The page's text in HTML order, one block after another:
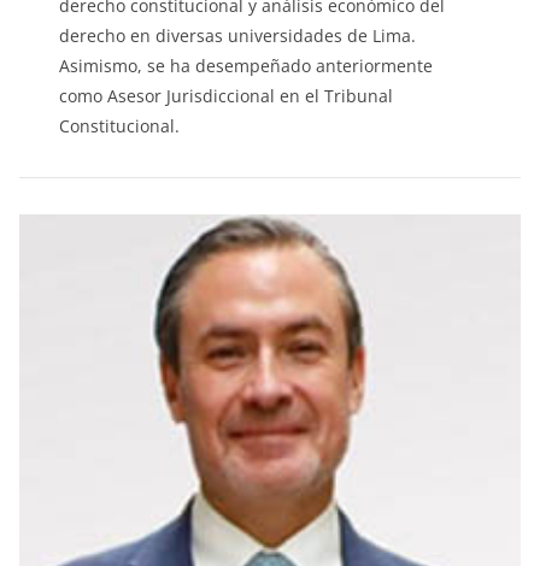
derecho constitucional y análisis económico del
derecho en diversas universidades de Lima.
Asimismo, se ha desempeñado anteriormente
como Asesor Jurisdiccional en el Tribunal
Constitucional.